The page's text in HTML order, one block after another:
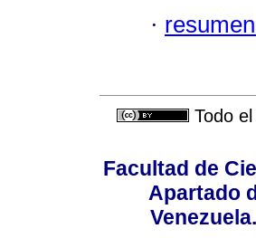
·
Todo
Facultad de
Apartado